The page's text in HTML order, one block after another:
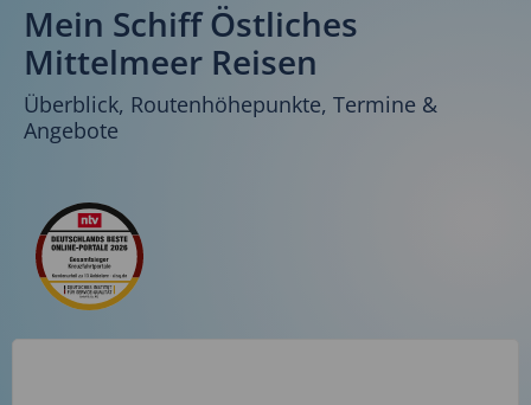
Mein Schiff Östliches
Mittelmeer Reisen
Überblick, Routenhöhepunkte, Termine &
Angebote